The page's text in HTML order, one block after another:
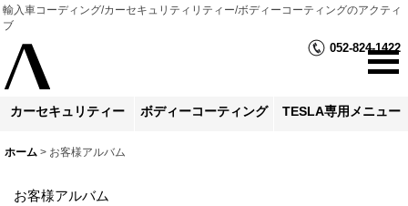
輸入車コーディング/カーセキュリティリティー/ボディーコーティングのアクティ
ブ
052-824-1422
カーセキュリティー ボディーコーティング TESLA専用メニュー
ホーム > お客様アルバム
お客様アルバム